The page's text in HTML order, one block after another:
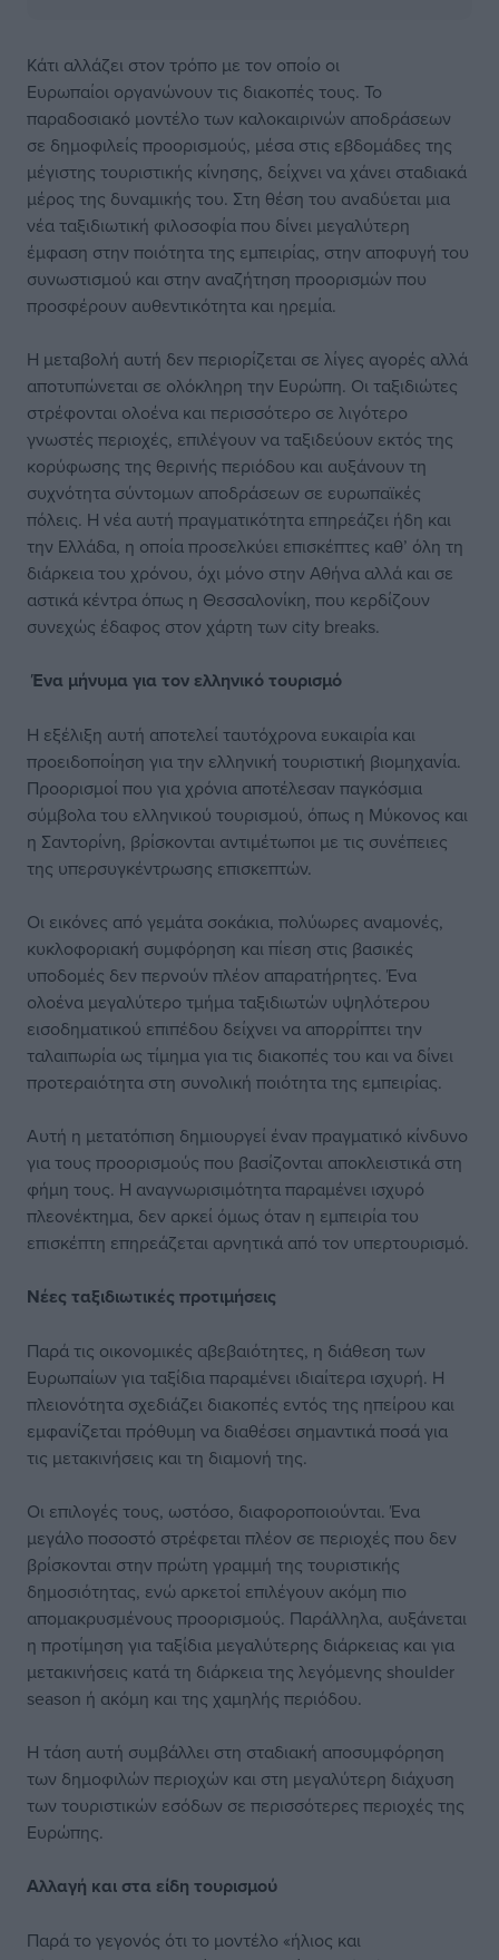
Κάτι αλλάζει στον τρόπο με τον οποίο οι
Ευρωπαίοι οργανώνουν τις διακοπές τους. Το
παραδοσιακό μοντέλο των καλοκαιρινών αποδράσεων
σε δημοφιλείς προορισμούς, μέσα στις εβδομάδες της
μέγιστης τουριστικής κίνησης, δείχνει να χάνει σταδιακά
μέρος της δυναμικής του. Στη θέση του αναδύεται μια
νέα ταξιδιωτική φιλοσοφία που δίνει μεγαλύτερη
έμφαση στην ποιότητα της εμπειρίας, στην αποφυγή του
συνωστισμού και στην αναζήτηση προορισμών που
προσφέρουν αυθεντικότητα και ηρεμία.
Η μεταβολή αυτή δεν περιορίζεται σε λίγες αγορές αλλά
αποτυπώνεται σε ολόκληρη την Ευρώπη. Οι ταξιδιώτες
στρέφονται ολοένα και περισσότερο σε λιγότερο
γνωστές περιοχές, επιλέγουν να ταξιδεύουν εκτός της
κορύφωσης της θερινής περιόδου και αυξάνουν τη
συχνότητα σύντομων αποδράσεων σε ευρωπαϊκές
πόλεις. Η νέα αυτή πραγματικότητα επηρεάζει ήδη και
την Ελλάδα, η οποία προσελκύει επισκέπτες καθ’ όλη τη
διάρκεια του χρόνου, όχι μόνο στην Αθήνα αλλά και σε
αστικά κέντρα όπως η Θεσσαλονίκη, που κερδίζουν
συνεχώς έδαφος στον χάρτη των city breaks.
Ένα μήνυμα για τον ελληνικό τουρισμό
Η εξέλιξη αυτή αποτελεί ταυτόχρονα ευκαιρία και
προειδοποίηση για την ελληνική τουριστική βιομηχανία.
Προορισμοί που για χρόνια αποτέλεσαν παγκόσμια
σύμβολα του ελληνικού τουρισμού, όπως η Μύκονος και
η Σαντορίνη, βρίσκονται αντιμέτωποι με τις συνέπειες
της υπερσυγκέντρωσης επισκεπτών.
Οι εικόνες από γεμάτα σοκάκια, πολύωρες αναμονές,
κυκλοφοριακή συμφόρηση και πίεση στις βασικές
υποδομές δεν περνούν πλέον απαρατήρητες. Ένα
ολοένα μεγαλύτερο τμήμα ταξιδιωτών υψηλότερου
εισοδηματικού επιπέδου δείχνει να απορρίπτει την
ταλαιπωρία ως τίμημα για τις διακοπές του και να δίνει
προτεραιότητα στη συνολική ποιότητα της εμπειρίας.
Αυτή η μετατόπιση δημιουργεί έναν πραγματικό κίνδυνο
για τους προορισμούς που βασίζονται αποκλειστικά στη
φήμη τους. Η αναγνωρισιμότητα παραμένει ισχυρό
πλεονέκτημα, δεν αρκεί όμως όταν η εμπειρία του
επισκέπτη επηρεάζεται αρνητικά από τον υπερτουρισμό.
Νέες ταξιδιωτικές προτιμήσεις
Παρά τις οικονομικές αβεβαιότητες, η διάθεση των
Ευρωπαίων για ταξίδια παραμένει ιδιαίτερα ισχυρή. Η
πλειονότητα σχεδιάζει διακοπές εντός της ηπείρου και
εμφανίζεται πρόθυμη να διαθέσει σημαντικά ποσά για
τις μετακινήσεις και τη διαμονή της.
Οι επιλογές τους, ωστόσο, διαφοροποιούνται. Ένα
μεγάλο ποσοστό στρέφεται πλέον σε περιοχές που δεν
βρίσκονται στην πρώτη γραμμή της τουριστικής
δημοσιότητας, ενώ αρκετοί επιλέγουν ακόμη πιο
απομακρυσμένους προορισμούς. Παράλληλα, αυξάνεται
η προτίμηση για ταξίδια μεγαλύτερης διάρκειας και για
μετακινήσεις κατά τη διάρκεια της λεγόμενης shoulder
season ή ακόμη και της χαμηλής περιόδου.
Η τάση αυτή συμβάλλει στη σταδιακή αποσυμφόρηση
των δημοφιλών περιοχών και στη μεγαλύτερη διάχυση
των τουριστικών εσόδων σε περισσότερες περιοχές της
Ευρώπης.
Αλλαγή και στα είδη τουρισμού
Παρά το γεγονός ότι το μοντέλο «ήλιος και